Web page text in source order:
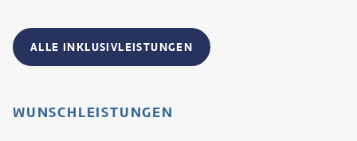
ALLE INKLUSIVLEISTUNGEN
WUNSCHLEISTUNGEN